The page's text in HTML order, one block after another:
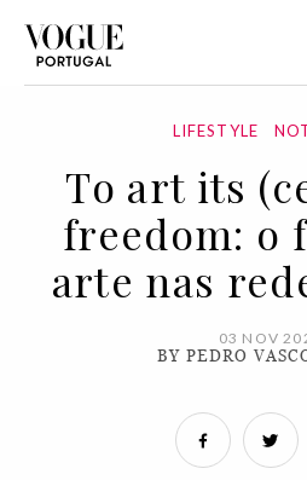
LIFESTYLE
To art its
freedom: o
arte nas
03 NOV
BY PEDRO